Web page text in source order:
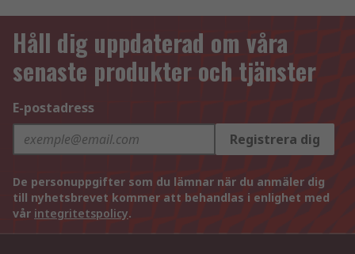
Håll dig uppdaterad om våra
senaste produkter och tjänster
E-postadress
Registrera dig
De personuppgifter som du lämnar när du anmäler dig
till nyhetsbrevet kommer att behandlas i enlighet med
vår integritetspolicy.